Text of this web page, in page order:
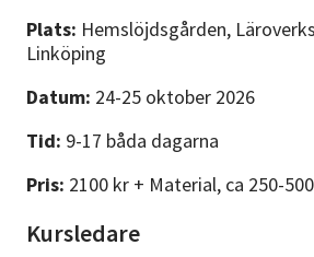
Plats: Hemslöjdsgården,
Linköping
Datum: 24-25 oktober 2026
Tid: 9-17 båda dagarna
Pris: 2100 kr + Material, ca 250-
Kursledare